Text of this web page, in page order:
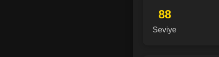
88
Seviye